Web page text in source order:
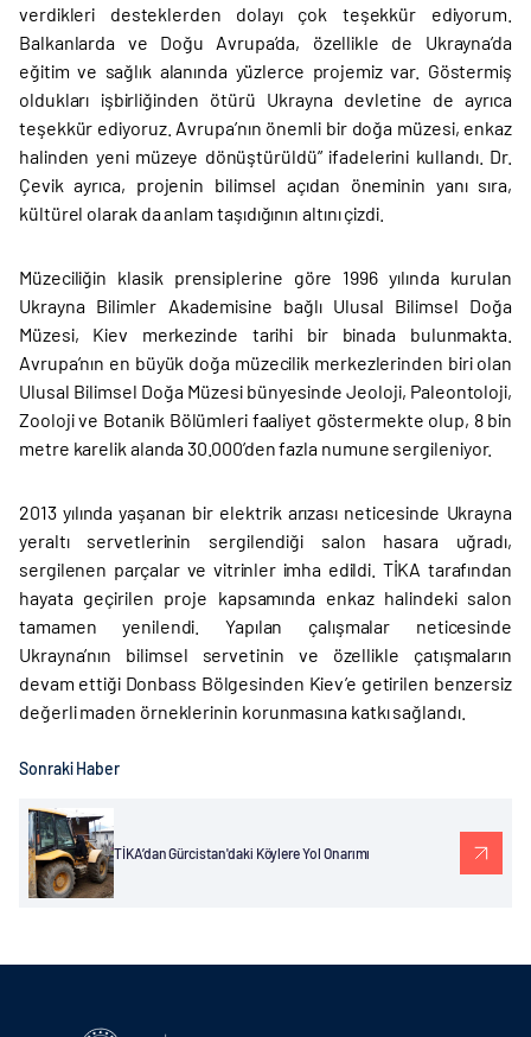
verdikleri desteklerden dolayı çok teşekkür ediyorum.
Balkanlarda ve Doğu Avrupa’da, özellikle de Ukrayna’da
eğitim ve sağlık alanında yüzlerce projemiz var. Göstermiş
oldukları işbirliğinden ötürü Ukrayna devletine de ayrıca
teşekkür ediyoruz. Avrupa’nın önemli bir doğa müzesi, enkaz
halinden yeni müzeye dönüştürüldü” ifadelerini kullandı. Dr.
Çevik ayrıca, projenin bilimsel açıdan öneminin yanı sıra,
kültürel olarak da anlam taşıdığının altını çizdi.
Müzeciliğin klasik prensiplerine göre 1996 yılında kurulan
Ukrayna Bilimler Akademisine bağlı Ulusal Bilimsel Doğa
Müzesi, Kiev merkezinde tarihi bir binada bulunmakta.
Avrupa’nın en büyük doğa müzecilik merkezlerinden biri olan
Ulusal Bilimsel Doğa Müzesi bünyesinde Jeoloji, Paleontoloji,
Zooloji ve Botanik Bölümleri faaliyet göstermekte olup, 8 bin
metre karelik alanda 30.000’den fazla numune sergileniyor.
2013 yılında yaşanan bir elektrik arızası neticesinde Ukrayna
yeraltı servetlerinin sergilendiği salon hasara uğradı,
sergilenen parçalar ve vitrinler imha edildi. TİKA tarafından
hayata geçirilen proje kapsamında enkaz halindeki salon
tamamen yenilendi. Yapılan çalışmalar neticesinde
Ukrayna’nın bilimsel servetinin ve özellikle çatışmaların
devam ettiği Donbass Bölgesinden Kiev’e getirilen benzersiz
değerli maden örneklerinin korunmasına katkı sağlandı.
Sonraki Haber
TİKA’dan Gürcistan'daki Köylere Yol Onarımı